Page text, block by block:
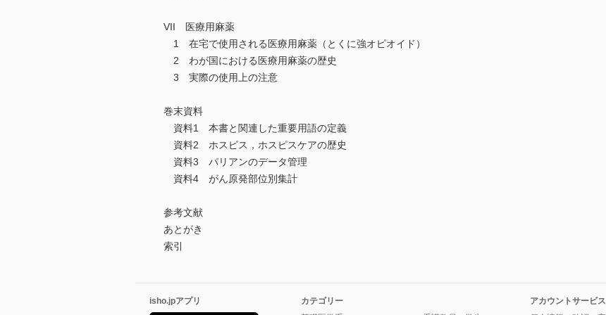
VII 医療用麻薬
1 在宅で使用される医療用麻薬（とくに強オピオイド）
2 わが国における医療用麻薬の歴史
3 実際の使用上の注意
巻末資料
資料1 本書と関連した重要用語の定義
資料2 ホスピス，ホスピスケアの歴史
資料3 パリアンのデータ管理
資料4 がん原発部位別集計
参考文献
あとがき
索引
isho.jpアプリ
カテゴリー
アカウントサービス